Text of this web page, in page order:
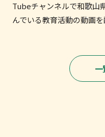
Tubeチャンネルで和歌山
んでいる教育活動の動画
一